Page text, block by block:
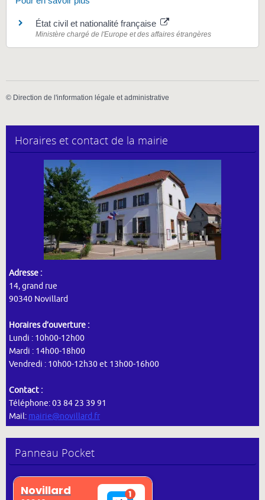
État civil et nationalité française
Ministère chargé de l'Europe et des affaires étrangères
© Direction de l'information légale et administrative
Horaires et contact de la mairie
Adresse :
14, grand rue
90340 Novillard
Horaires d’ouverture :
Lundi : 10h00-12h00
Mardi : 14h00-18h00
Vendredi : 10h00-12h30 et 13h00-16h00
Contact :
Téléphone: 03 84 23 39 91
Mail: mairie@novillard.fr
Panneau Pocket